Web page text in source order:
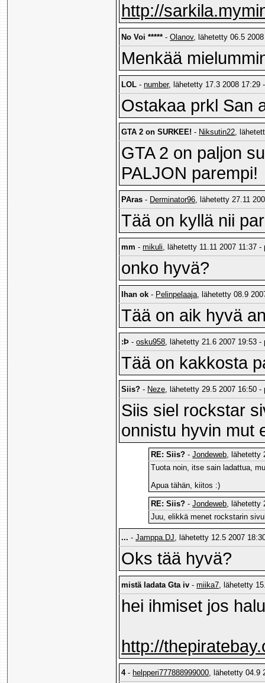
http://
No Voi ***** -Olanov, lähetetty 06.5
Menkää
LOL -number, lähetetty 17.3 2008 17:29
Ostakaa prkl San
GTA 2 on SURKEE! - Niksutin22,
GTA 2 on paljon
PALJON parempi!
PAras - Derminator96, lähetetty 27.11
Tää on kyllä nii
mm -mikuli, lähetetty 11.11 2007 11:37
onko hyvä?
Ihan ok - Pelinpelaaja, lähetetty 08.9
Tää on aik hyvä
:Þ -osku958, lähetetty 21.6 2007 19:53
Tää on kakkosta
Siis? - Neze, lähetetty 29.5 2007 16:50
Siis siel rockstar
onnistu hyvin mut
RE: Siis? -Jondeweb, lähetetty
Tuota noin, itse sain ladattua,
Apua tähän, kiitos :)
RE: Siis? -Jondeweb, lähetetty
Juu, elikkä menet rockstarin
... -Jamppa.DJ, lähetetty 12.5 2007
Oks tää hyvä?
mistä ladata Gta iv -miika7, lähetetty
hei ihmiset jos
http://
4- helpperi777888999000, lähetetty 04.9